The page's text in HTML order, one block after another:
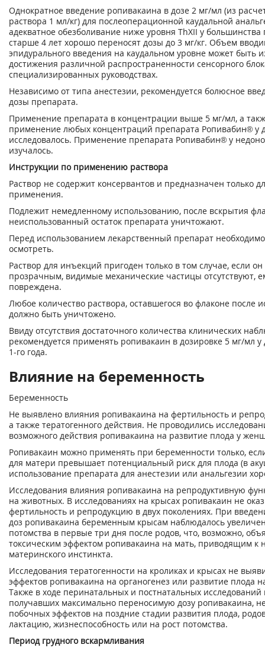
Однократное введение ропивакаина в дозе 2 мг/мл (из
раствора 1 мл/кг) для послеоперационной каудальной
адекватное обезболивание ниже уровня ThXII у большинства
старше 4 лет хорошо переносят дозы до 3 мг/кг. Объем
эпидурального введения на каудальном уровне может быть
достижения различной распространенности сенсорного
специализированных руководствах.
Независимо от типа анестезии, рекомендуется болюсное
дозы препарата.
Применение препарата в концентрации выше 5 мг/мл, а
применение любых концентраций препарата Ропивабин® у
исследовалось. Применение препарата Ропивабин® у
изучалось.
Инструкции по применению раствора
Раствор не содержит консервантов и предназначен только
применения.
Подлежит немедленному использованию, после вскрытия
неиспользованный остаток препарата уничтожают.
Перед использованием лекарственный препарат
осмотреть.
Раствор для инъекций пригоден только в том случае, если он
прозрачным, видимые механические частицы отсутствуют,
повреждена.
Любое количество раствора, оставшегося во флаконе после
должно быть уничтожено.
Ввиду отсутствия достаточного количества клинических
рекомендуется применять ропивакаин в дозировке 5 мг/мл у
1-го года.
Влияние на беременность
Беременность
Не выявлено влияния ропивакаина на фертильность и
а также тератогенного действия. Не проводились
возможного действия ропивакаина на развитие плода у
Ропивакаин можно применять при беременности только,
для матери превышает потенциальный риск для плода (в
использование препарата для анестезии или анальгезии
Исследования влияния ропивакаина на репродуктивную
на животных. В исследованиях на крысах ропивакаин не
фертильность и репродукцию в двух поколениях. При
доз ропивакаина беременным крысам наблюдалось
потомства в первые три дня после родов, что, возможно,
токсическим эффектом ропивакаина на мать, приводящим
материнского инстинкта.
Исследования тератогенности на кроликах и крысах не
эффектов ропивакаина на органогенез или развитие плода
Также в ходе перинатальных и постнатальных исследований
получавших максимально переносимую дозу ропивакаина,
побочных эффектов на поздние стадии развития плода,
лактацию, жизнеспособность или на рост потомства.
Период грудного вскармливания